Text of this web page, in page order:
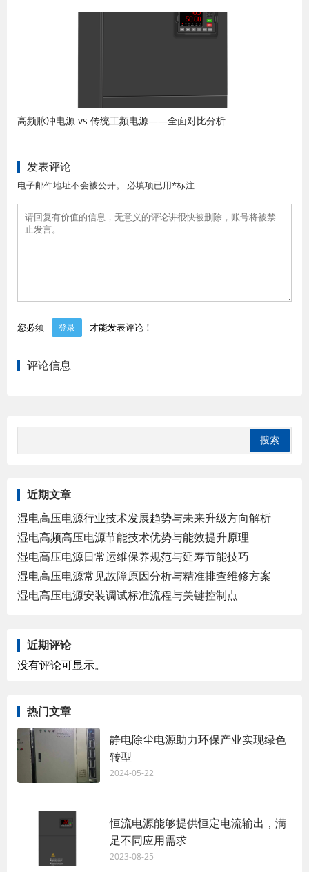
高频脉冲电源 vs 传统工频电源——全面对比分析
发表评论
电子邮件地址不会被公开。 必填项已用*标注
您必须 登录 才能发表评论！
评论信息
近期文章
湿电高压电源行业技术发展趋势与未来升级方向解析
湿电高频高压电源节能技术优势与能效提升原理
湿电高压电源日常运维保养规范与延寿节能技巧
湿电高压电源常见故障原因分析与精准排查维修方案
湿电高压电源安装调试标准流程与关键控制点
近期评论
没有评论可显示。
热门文章
静电除尘电源助力环保产业实现绿色
转型
2024-05-22
恒流电源能够提供恒定电流输出，满
足不同应用需求
2023-08-25